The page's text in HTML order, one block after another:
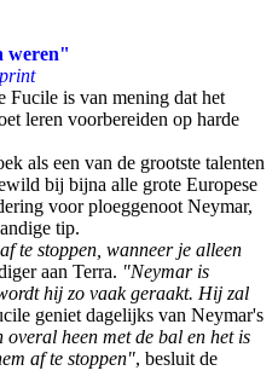
weren"
print
Fucile is van mening dat het
leren voorbereiden op harde
als een van de grootste talenten
bij bijna alle grote Europese
voor ploeggenoot Neymar,
tip.
te stoppen, wanneer je alleen
aan Terra. "Neymar is
hij zo vaak geraakt. Hij zal
geniet dagelijks van Neymar's
heen met de bal en het is
af te stoppen", besluit de